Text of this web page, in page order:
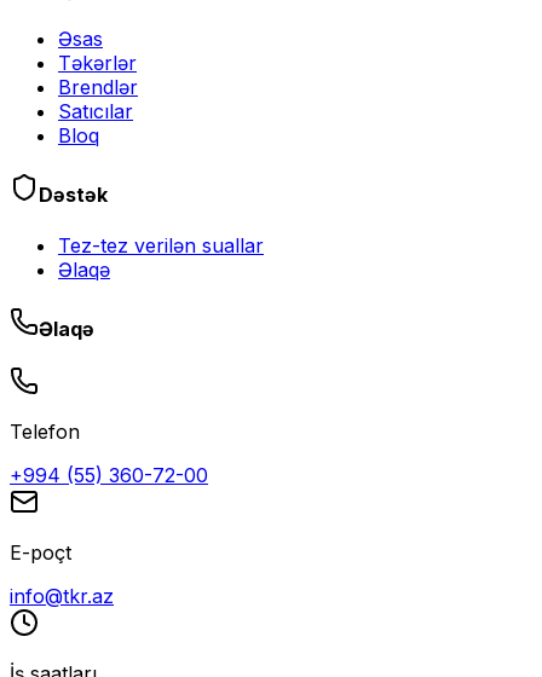
Əsas
Təkərlər
Brendlər
Satıcılar
Bloq
Dəstək
Tez-tez verilən suallar
Əlaqə
Əlaqə
Telefon
+994 (55) 360-72-00
E-poçt
info@tkr.az